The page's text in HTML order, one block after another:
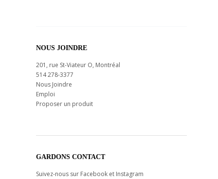
NOUS JOINDRE
201, rue St-Viateur O, Montréal
514 278-3377
Nous Joindre
Emploi
Proposer un produit
GARDONS CONTACT
Suivez-nous sur Facebook et Instagram